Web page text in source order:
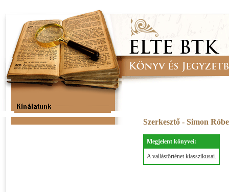
Szerkesztő - Simon
Megjelent könyvei:
A vallástörténet klasszikusai.